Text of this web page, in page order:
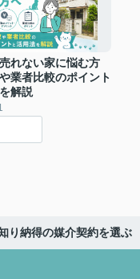
れない家に悩む方
業者比較のポイント
解説
り納得の媒介契約を選ぶ